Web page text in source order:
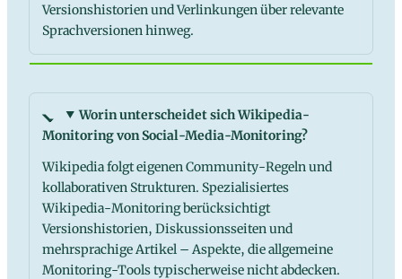
Versionshistorien und Verlinkungen über relevante
Sprachversionen hinweg.
Worin unterscheidet sich Wikipedia-
Monitoring von Social-Media-Monitoring?
Wikipedia folgt eigenen Community-Regeln und
kollaborativen Strukturen. Spezialisiertes
Wikipedia-Monitoring berücksichtigt
Versionshistorien, Diskussionsseiten und
mehrsprachige Artikel – Aspekte, die allgemeine
Monitoring-Tools typischerweise nicht abdecken.